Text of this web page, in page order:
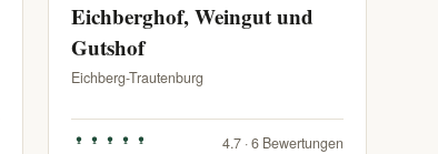
Eichberghof, Weingut und
Gutshof
Eichberg-Trautenburg
4.7 · 6 Bewertungen